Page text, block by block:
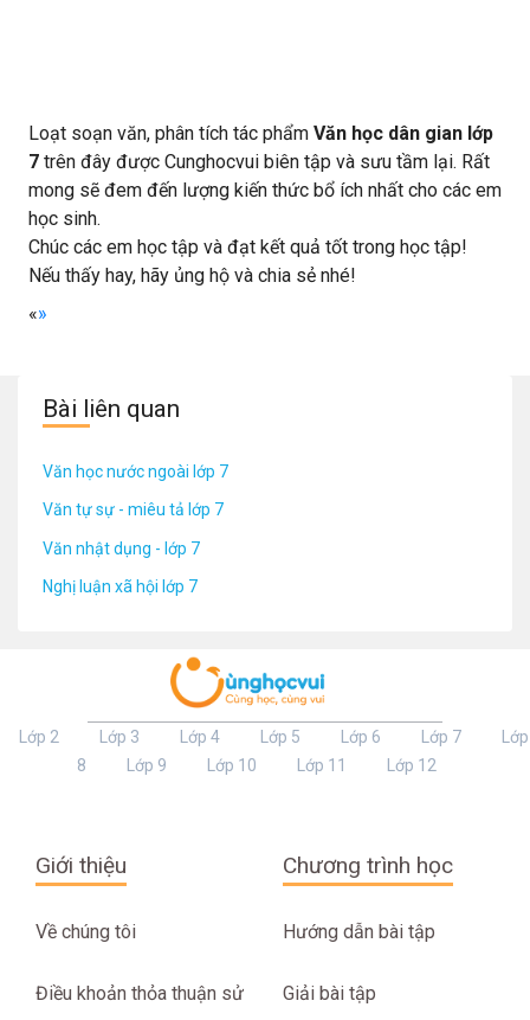
Loạt soạn văn, phân tích tác phẩm Văn học dân gian lớp
7 trên đây được Cunghocvui biên tập và sưu tầm lại. Rất
mong sẽ đem đến lượng kiến thức bổ ích nhất cho các em
học sinh.
Chúc các em học tập và đạt kết quả tốt trong học tập!
Nếu thấy hay, hãy ủng hộ và chia sẻ nhé!
«»
Bài liên quan
Văn học nước ngoài lớp 7
Văn tự sự - miêu tả lớp 7
Văn nhật dụng - lớp 7
Nghị luận xã hội lớp 7
Lớp 2 Lớp 3 Lớp 4 Lớp 5 Lớp 6 Lớp 7
Lớp
8
Lớp 9 Lớp 10 Lớp 11 Lớp 12
Giới thiệu
Về chúng tôi
Điều khoản thỏa thuận sử
Chương trình học
Hướng dẫn bài tập
Giải bài tập